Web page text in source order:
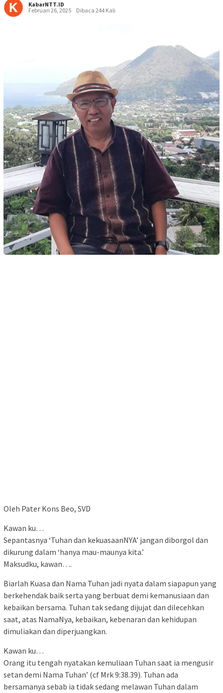
KabarNTT.ID
Februari 26, 2025
Dibaca 244 Kali
Oleh Pater Kons Beo, SVD
Kawan ku…
Sepantasnya ‘Tuhan dan kekuasaanNYA’ jangan diborgol dan
dikurung dalam ‘hanya mau-maunya kita.’
Maksudku, kawan….
Biarlah Kuasa dan Nama Tuhan jadi nyata dalam siapapun yang
berkehendak baik serta yang berbuat demi kemanusiaan dan
kebaikan bersama. Tuhan tak sedang dijujat dan dilecehkan
saat, atas NamaNya, kebaikan, kebenaran dan kehidupan
dimuliakan dan diperjuangkan.
Kawan ku…
Orang itu tengah nyatakan kemuliaan Tuhan saat ia mengusir
setan demi Nama Tuhan’ (cf Mrk 9:38.39). Tuhan ada
bersamanya sebab ia tidak sedang melawan Tuhan dalam